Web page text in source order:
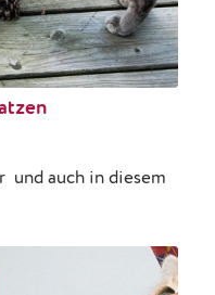
und auch in diesem